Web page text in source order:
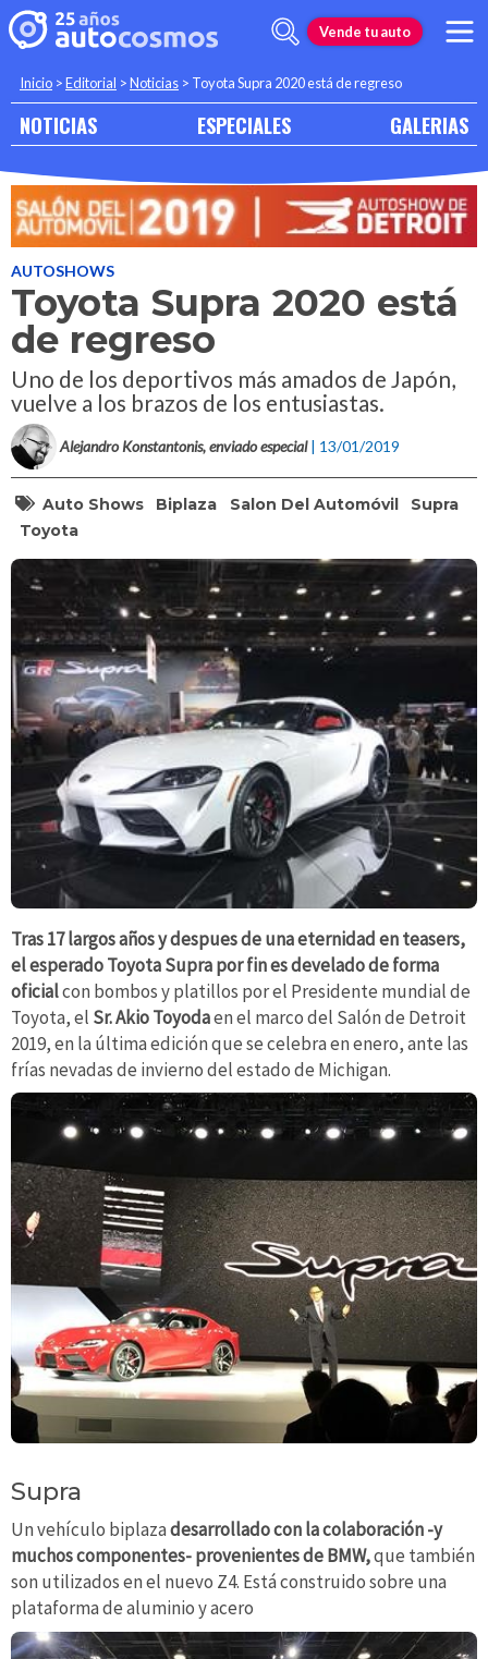
Vende tu auto
Inicio >Editorial >Noticias > Toyota Supra 2020 está de regreso
NOTICIAS ESPECIALES GALERIAS
AUTOSHOWS
Toyota Supra 2020 está
de regreso
Uno de los deportivos más amados de Japón,
vuelve a los brazos de los entusiastas.
Alejandro Konstantonis, enviado especial | 13/01/2019
Auto Shows Biplaza Salon Del Automóvil
Supra
Toyota
Tras 17 largos años y despues de una eternidad en teasers,
el esperado Toyota Supra por fin es develado de forma
oficialcon bombos y platillos por el Presidente mundial de
Toyota, el Sr. Akio Toyodaen el marco del Salón de Detroit
2019, en la última edición que se celebra en enero, ante las
frías nevadas de invierno del estado de Michigan.
Supra
Un vehículo biplazadesarrollado con la colaboración -y
muchos componentes- provenientes de BMW,que también
son utilizados en el nuevo Z4. Está construido sobre una
plataforma de aluminio y acero